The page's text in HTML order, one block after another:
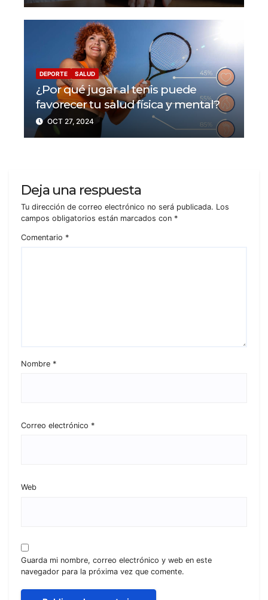
DEPORTE SALUD
¿Por qué jugar al tenis puede
favorecer tu salud física y mental?
OCT 27, 2024
Deja una respuesta
Tu dirección de correo electrónico no será publicada. Los
campos obligatorios están marcados con *
Comentario *
Nombre *
Correo electrónico *
Web
Guarda mi nombre, correo electrónico y web en este
navegador para la próxima vez que comente.